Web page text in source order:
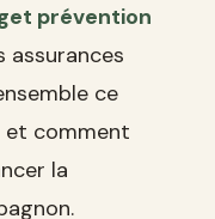
prévention
assurances
ce
et comment
la